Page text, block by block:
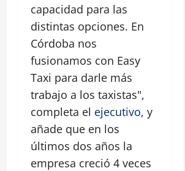
capacidad para las
distintas opciones. En
Córdoba nos
fusionamos con Easy
Taxi para darle más
trabajo a los taxistas",
completa el ejecutivo, y
añade que en los
últimos dos años la
empresa creció 4 veces